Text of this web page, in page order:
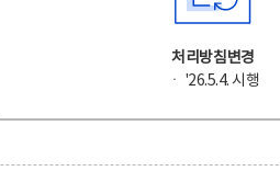
처리방침변경
ㆍ '26.5.4. 시행